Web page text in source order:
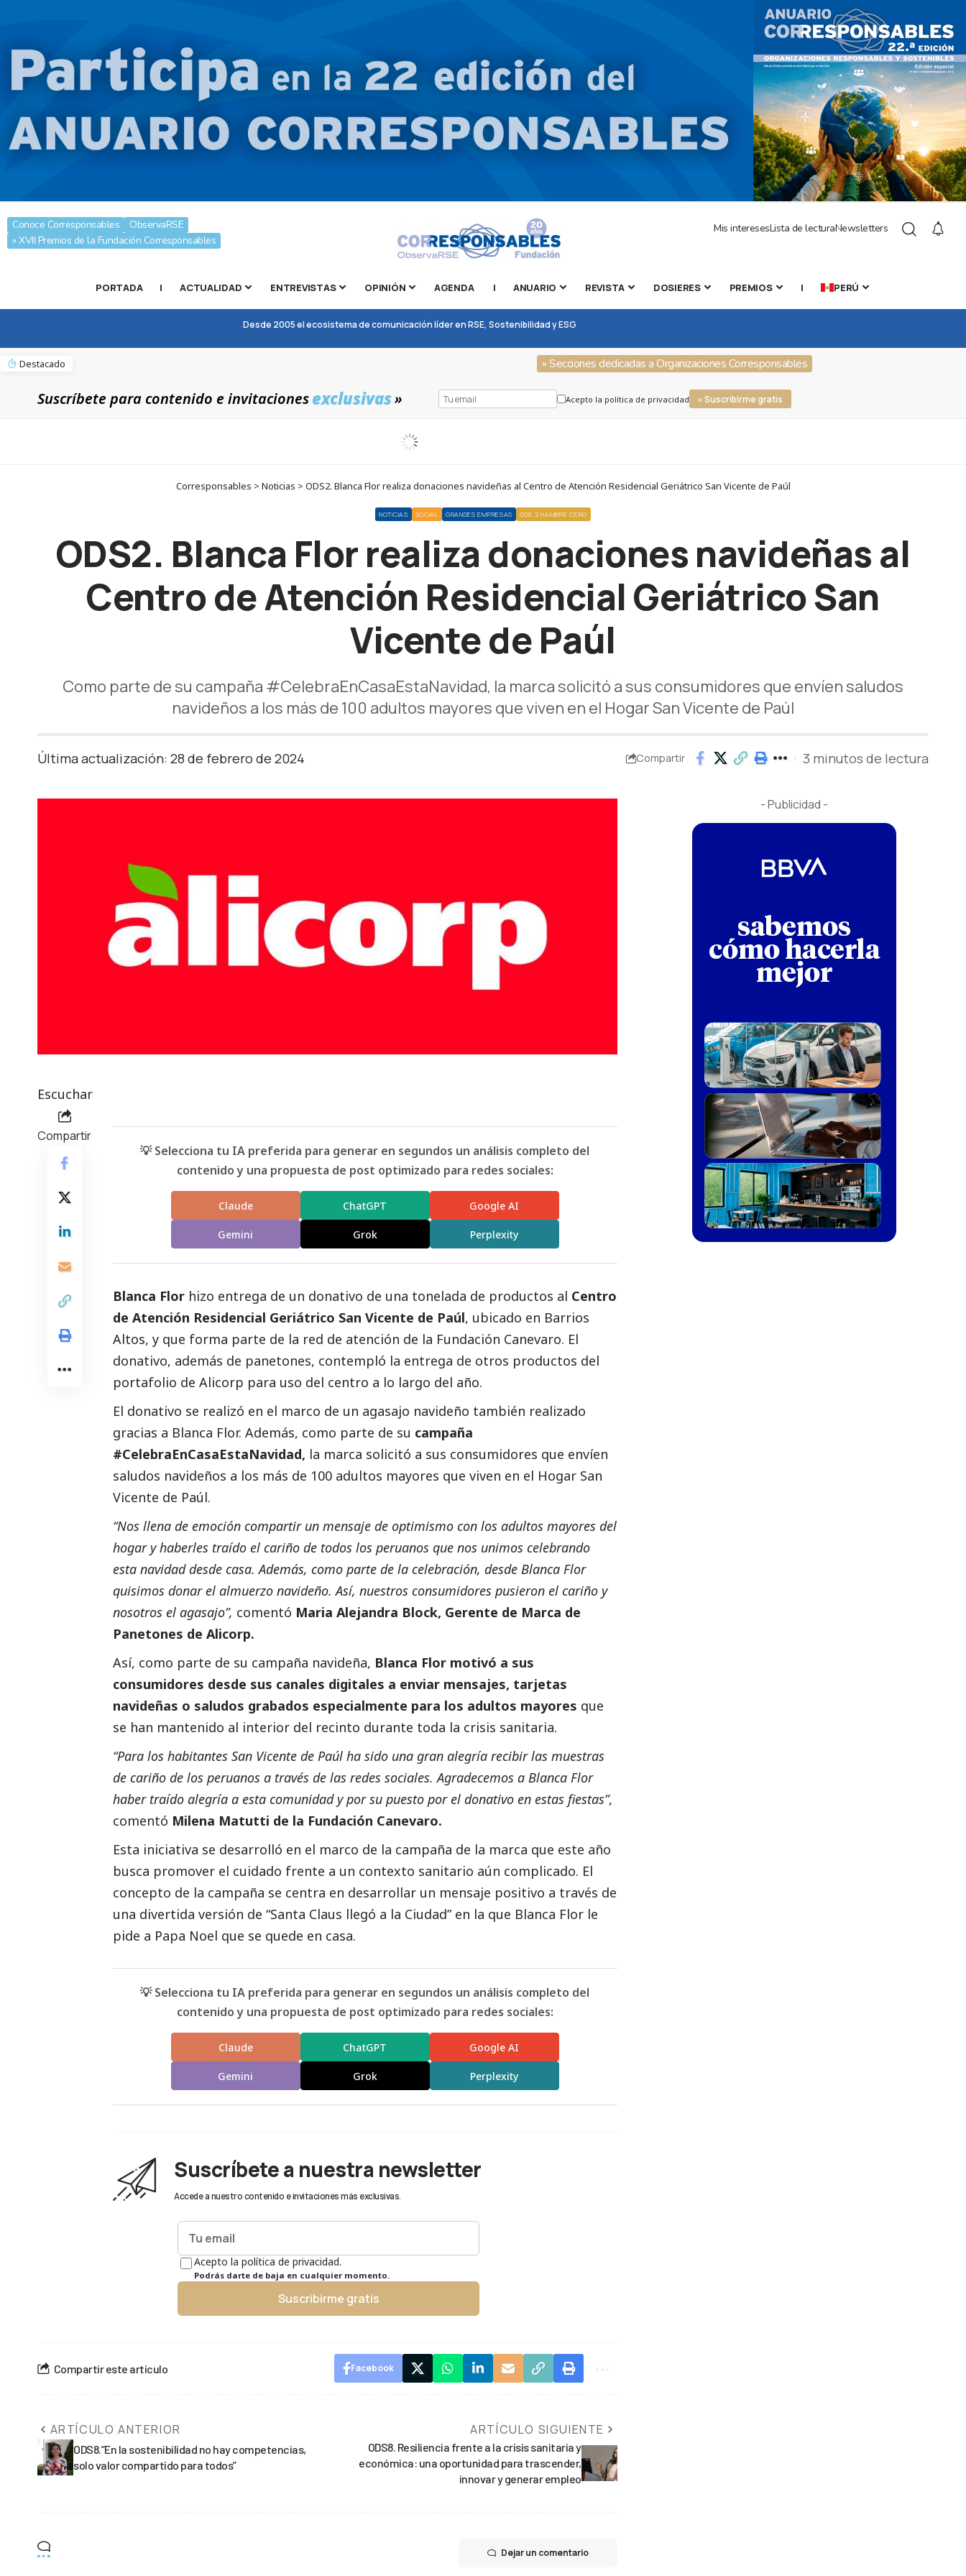
Conoce Corresponsables
ObservaRSE
» XVII Premios de la Fundación Corresponsables
Mis interesesLista de lecturaNewsletters
PORTADA | ACTUALIDAD ENTREVISTAS OPINIÓN AGENDA | ANUARIO REVISTA DOSIERES PREMIOS | PERÚ
Desde 2005 el ecosistema de comunicación líder en RSE, Sostenibilidad y ESG
Destacado » Secciones dedicadas a Organizaciones Corresponsables
Suscríbete para contenido e invitacionesexclusivas» Acepto la política de privacidad » Suscribirme gratis
Corresponsables > Noticias > ODS2. Blanca Flor realiza donaciones navideñas al Centro de Atención Residencial Geriátrico San Vicente de Paúl
NOTICIAS SOCIAL GRANDES EMPRESAS ODS 2 HAMBRE CERO
ODS2. Blanca Flor realiza donaciones navideñas al
Centro de Atención Residencial Geriátrico San
Vicente de Paúl
Como parte de su campaña #CelebraEnCasaEstaNavidad, la marca solicitó a sus consumidores que envíen saludos
navideños a los más de 100 adultos mayores que viven en el Hogar San Vicente de Paúl
Última actualización: 28 de febrero de 2024 Compartir 3 minutos de lectura
Escuchar
Compartir
💡 Selecciona tu IA preferida para generar en segundos un análisis completo del
contenido y una propuesta de post optimizado para redes sociales:
Claude ChatGPT Google AI
Gemini Grok Perplexity
Blanca Flor hizo entrega de un donativo de una tonelada de productos al Centro
de Atención Residencial Geriátrico San Vicente de Paúl, ubicado en Barrios
Altos, y que forma parte de la red de atención de la Fundación Canevaro. El
donativo, además de panetones, contempló la entrega de otros productos del
portafolio de Alicorp para uso del centro a lo largo del año.
El donativo se realizó en el marco de un agasajo navideño también realizado
gracias a Blanca Flor. Además, como parte de su campaña
#CelebraEnCasaEstaNavidad, la marca solicitó a sus consumidores que envíen
saludos navideños a los más de 100 adultos mayores que viven en el Hogar San
Vicente de Paúl.
“Nos llena de emoción compartir un mensaje de optimismo con los adultos mayores del
hogar y haberles traído el cariño de todos los peruanos que nos unimos celebrando
esta navidad desde casa. Además, como parte de la celebración, desde Blanca Flor
quisimos donar el almuerzo navideño. Así, nuestros consumidores pusieron el cariño y
nosotros el agasajo”, comentó Maria Alejandra Block, Gerente de Marca de
Panetones de Alicorp.
Así, como parte de su campaña navideña, Blanca Flor motivó a sus
consumidores desde sus canales digitales a enviar mensajes, tarjetas
navideñas o saludos grabados especialmente para los adultos mayores que
se han mantenido al interior del recinto durante toda la crisis sanitaria.
“Para los habitantes San Vicente de Paúl ha sido una gran alegría recibir las muestras
de cariño de los peruanos a través de las redes sociales. Agradecemos a Blanca Flor
haber traído alegría a esta comunidad y por su puesto por el donativo en estas fiestas”,
comentó Milena Matutti de la Fundación Canevaro.
Esta iniciativa se desarrolló en el marco de la campaña de la marca que este año
busca promover el cuidado frente a un contexto sanitario aún complicado. El
concepto de la campaña se centra en desarrollar un mensaje positivo a través de
una divertida versión de “Santa Claus llegó a la Ciudad” en la que Blanca Flor le
pide a Papa Noel que se quede en casa.
💡 Selecciona tu IA preferida para generar en segundos un análisis completo del
contenido y una propuesta de post optimizado para redes sociales:
Claude ChatGPT Google AI
Gemini Grok Perplexity
Suscríbete a nuestra newsletter
Accede a nuestro contenido e invitaciones más exclusivas.
Acepto la política de privacidad.
Podrás darte de baja en cualquier momento.
Suscribirme gratis
Compartir este artículo Facebook
ARTÍCULO ANTERIOR
ODS8.”En la sostenibilidad no hay competencias,
solo valor compartido para todos”
ARTÍCULO SIGUIENTE
ODS8. Resiliencia frente a la crisis sanitaria y
económica: una oportunidad para trascender,
innovar y generar empleo
Dejar un comentario
- Publicidad -